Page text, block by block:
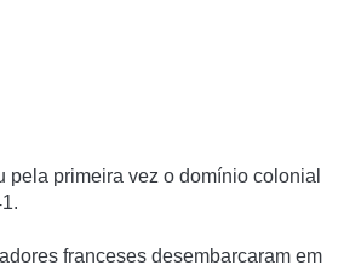
pela primeira vez o domínio colonial
franceses desembarcaram em